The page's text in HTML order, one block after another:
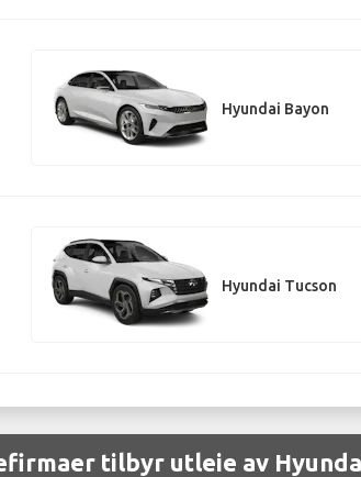
Hyundai Bayon
Hyundai Tucson
tilbyr utleie av